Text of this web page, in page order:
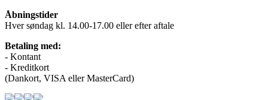
Åbningstider
Hver søndag kl. 14.00-17.00 eller efter aftale
Betaling med:
- Kontant
- Kreditkort
(Dankort, VISA eller MasterCard)